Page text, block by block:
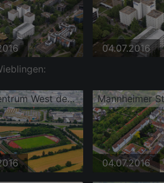
04.07.2016
Sportzentrum West des Turn- und Sportverein 1887 Heidelberg – Wieblingen e.V. mit Boxclub PKT Heidelberg neben dem Hochschule SRH
04.07.2016